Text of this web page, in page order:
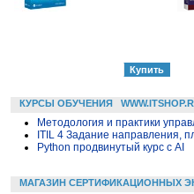
КУРСЫ ОБУЧЕНИЯ
Методология и практики
ITIL 4 Задание направления,
Python продвинутый курс с AI
МАГАЗИН СЕРТИФИКАЦИОННЫХ